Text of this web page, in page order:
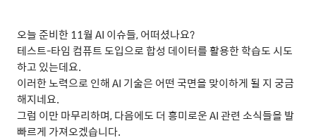
오늘 준비한 11월 AI 이슈들,어떠셨나요?
테스트-타임 컴퓨트 도입으로 합성 데이터를 활용한 학습도 시도
하고 있는데요.
이러한 노력으로 인해AI 기술은 어떤 국면을 맞이하게 될 지 궁금
해지네요.
그럼 이만 마무리하며,다음에도 더 흥미로운AI관련 소식들을 발
빠르게 가져오겠습니다.